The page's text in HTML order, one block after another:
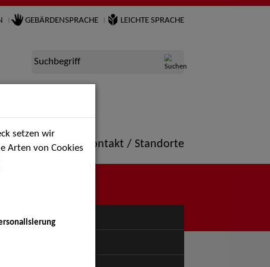
GEBÄRDENSPRACHE LEICHTE SPRACHE
Suchbegriff
Portfolio Kontakt / Standorte
setzen wir
Arten von Cookies